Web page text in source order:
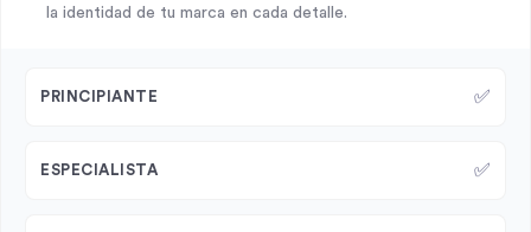
la identidad de tu marca en cada detalle.
PRINCIPIANTE ✅
ESPECIALISTA ✅